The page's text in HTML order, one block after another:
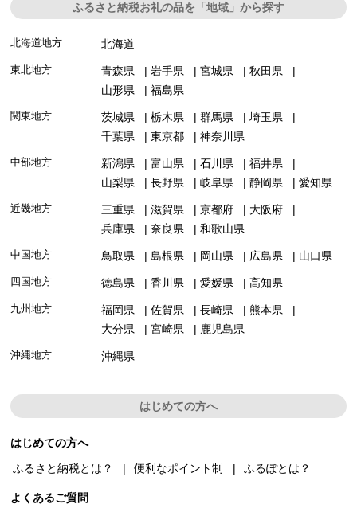
ふるさと納税お礼の品を「地域」から探す
北海道地方 北海道
東北地方 青森県 岩手県 宮城県
秋田県
山形県
福島県
関東地方 茨城県 栃木県 群馬県
埼玉県
千葉県
東京都 神奈川県
中部地方 新潟県 富山県 石川県
福井県
山梨県
長野県 岐阜県 静岡県 愛知県
近畿地方 三重県 滋賀県 京都府
大阪府
兵庫県
奈良県 和歌山県
中国地方 鳥取県 島根県 岡山県 広島県 山口県
四国地方 徳島県 香川県 愛媛県 高知県
九州地方 福岡県 佐賀県 長崎県
熊本県
大分県
宮崎県 鹿児島県
沖縄地方 沖縄県
はじめての方へ
はじめての方へ
ふるさと納税とは？
便利なポイント制 ふるぽとは？
よくあるご質問